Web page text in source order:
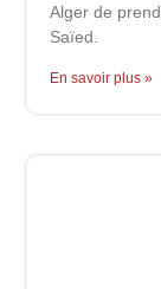
Alger de
Saïed.
En savoir plus »